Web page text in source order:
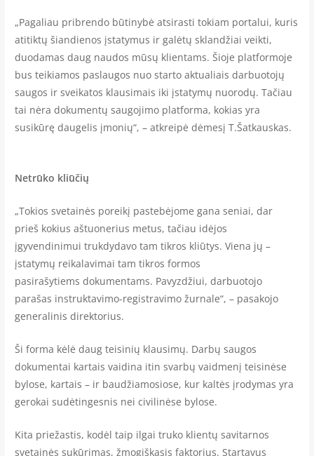
„Pagaliau pribrendo būtinybė atsirasti tokiam portalui, kuris
atitiktų šiandienos įstatymus ir galėtų sklandžiai veikti,
duodamas daug naudos mūsų klientams. Šioje platformoje
bus teikiamos paslaugos nuo starto aktualiais darbuotojų
saugos ir sveikatos klausimais iki įstatymų nuorodų. Tačiau
tai nėra dokumentų saugojimo platforma, kokias yra
susikūrę daugelis įmonių“, – atkreipė dėmesį T.Šatkauskas.
Netrūko kliūčių
„Tokios svetainės poreikį pastebėjome gana seniai, dar
prieš kokius aštuonerius metus, tačiau idėjos
įgyvendinimui trukdydavo tam tikros kliūtys. Viena jų –
įstatymų reikalavimai tam tikros formos
pasirašytiems dokumentams. Pavyzdžiui, darbuotojo
parašas instruktavimo-registravimo žurnale“, – pasakojo
generalinis direktorius.
Ši forma kėlė daug teisinių klausimų. Darbų saugos
dokumentai kartais vaidina itin svarbų vaidmenį teisinėse
bylose, kartais – ir baudžiamosiose, kur kaltės įrodymas yra
gerokai sudėtingesnis nei civilinėse bylose.
Kita priežastis, kodėl taip ilgai truko klientų savitarnos
svetainės sukūrimas, žmogiškasis faktorius. Startavus